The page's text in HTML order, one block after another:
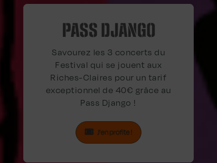
PASS DJANGO
Savourez les 3 concerts du
Festival qui se jouent aux
Riches-Claires pour un tarif
exceptionnel de 40€ grâce au
Pass Django !
J'en profite !